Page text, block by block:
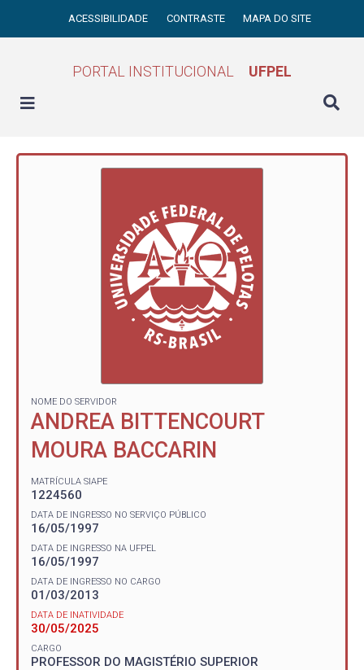
ACESSIBILIDADE CONTRASTE MAPA DO SITE
PORTAL INSTITUCIONAL UFPEL
NOME DO SERVIDOR
ANDREA BITTENCOURT
MOURA BACCARIN
MATRÍCULA SIAPE
1224560
DATA DE INGRESSO NO SERVIÇO PÚBLICO
16/05/1997
DATA DE INGRESSO NA UFPEL
16/05/1997
DATA DE INGRESSO NO CARGO
01/03/2013
DATA DE INATIVIDADE
30/05/2025
CARGO
PROFESSOR DO MAGISTÉRIO SUPERIOR